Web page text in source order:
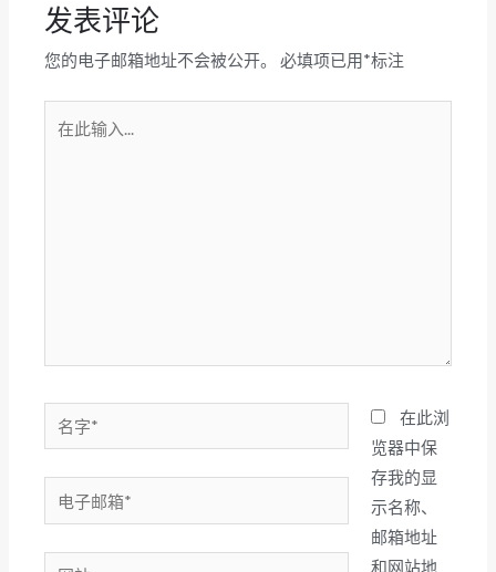
发表评论
您的电子邮箱地址不会被公开。 必填项已用*标注
字
*
子
邮
网
在此浏
览器中保
存我的显
示名称、
邮箱地址
和网站地